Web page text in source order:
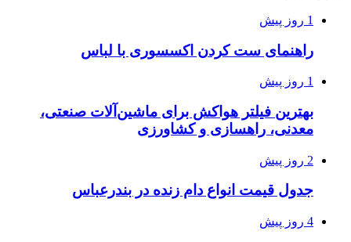
1 روز پیش
راهنمای ست کردن اکسسوری با لباس
1 روز پیش
بهترین فیلتر هواکش برای ماشین‌آلات صنعتی،
معدنی، راهسازی و کشاورزی
2 روز پیش
جدول قیمت انواع دام زنده در بندرعباس
4 روز پیش